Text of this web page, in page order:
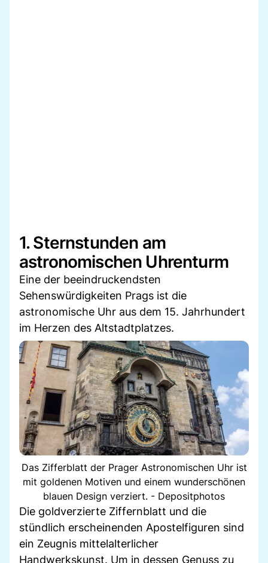
1. Sternstunden am
astronomischen Uhrenturm
Eine der beeindruckendsten
Sehenswürdigkeiten Prags ist die
astronomische Uhr aus dem 15. Jahrhundert
im Herzen des Altstadtplatzes.
Das Zifferblatt der Prager Astronomischen Uhr ist
mit goldenen Motiven und einem wunderschönen
blauen Design verziert. - Depositphotos
Die goldverzierte Ziffernblatt und die
stündlich erscheinenden Apostelfiguren sind
ein Zeugnis mittelalterlicher
Handwerkskunst. Um in dessen Genuss zu